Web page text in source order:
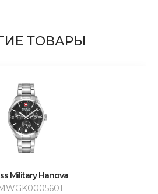
ТОВАРЫ
Military Hanova